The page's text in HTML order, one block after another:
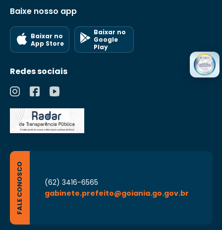
Baixe nosso app
Baixar no
App Store
Baixar no
Google
Play
Redes sociais
FALE CONOSCO
(62) 3416-6565
gabinete.prefeito@goiania.go.gov.br